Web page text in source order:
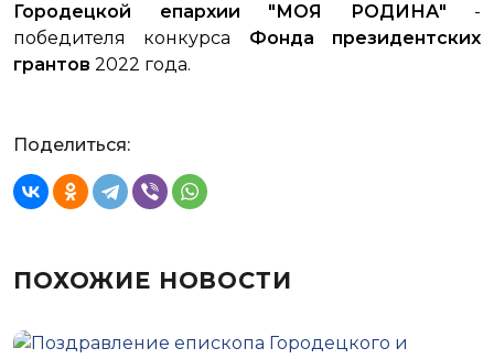
Городецкой епархии "МОЯ РОДИНА" -
победителя конкурса Фонда президентских
грантов 2022 года.
Поделиться:
ПОХОЖИЕ НОВОСТИ